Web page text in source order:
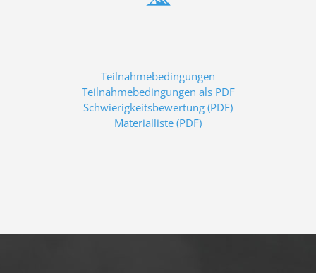
Teilnahmebedingungen
Teilnahmebedingungen als PDF
Schwierigkeitsbewertung (PDF)
Materialliste (PDF)